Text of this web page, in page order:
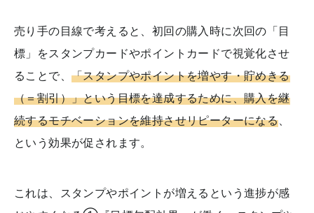
売り手の目線で考えると、初回の購入時に次回の「目
標」をスタンプカードやポイントカードで視覚化させ
ることで、 「スタンプやポイントを増やす・貯めきる
（＝割引）」という目標を達成するために、購入を継
続するモチベーションを維持させリピーターになる、
という効果が促されます。
これは、スタンプやポイントが増えるという進捗が感